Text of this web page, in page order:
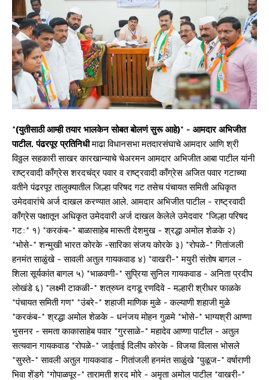
*(युतीसाठी आम्ही तयार भालकेन सोबत बोलणं सुरू आहे)* - आमदार अभिजीत
पाटील. पंढरपूर प्रतिनिधीमाढा विधानसभा मतदारसंघाचे आमदार आणि श्री
विठ्ठल सहकारी साखर कारखान्याचे चेअरमन आमदार अभिजीत आबा पाटील यांनी
राष्ट्रवादी काँग्रेस शरदचंद्र पवार व राष्ट्रवादी काँग्रेस अजित पवार गटाच्या
वतीने पंढरपूर तालुक्यातील जिल्हा परिषद गट तसेच पंचायत समिती अधिकृत
उमेदवारांचे अर्ज दाखल करण्यात आले. आमदार अभिजीत पाटील - राष्ट्रवादी
काँग्रेस पक्षातून अधिकृत उमेदवारी अर्ज दाखल केलेले उमेदवार *जिल्हा परिषद
गट:* १) *करकंब-* बाळासाहेब मारूती देशमुख - श्रद्धा अमोल शेळके २)
*भोसे-* शन्मुखी भारत कोरके -सारिका संजय कोरके ३) *रोपळे-* गितांजली
हनमंत साळुंखे - सावली अतुल गायकवाड ४) *वाखरी-* मयुरी संतोष बागल -
शिला सूर्यकांत बागल ५) *भाळवणी-* सुप्रिया सुनिल गायकवाड - अनिता प्रदीप
लोखंडे ६) *लक्ष्मी टाकळी-* शत्रुघ्न दगडू रणदिवे - मल्हारी श्रीधर फाळके
*पंचायत समिती गण* *उंबरे-* शहाजी माणिक मुळे - कल्याणी शहाजी मुळे
*करकंब-* श्रद्धा अमोल शेळके - धनंजय मोहन गुळमे *भोसे-* भाग्यश्री आण्णा
भुसनर - समता काकासाहेब पवार *गुरसाळे-* महादेव आण्णा पाटील - अतुल
सत्यवान गायकवाड *रोपळे-* जाईताई दिलीप कोरके - विजया विलास भोसले
*सुस्ते-* सावली अतुल गायकवाड - गितांजली हनमंत साळुंखे *पुळूज-* वर्षाराणी
भिवा शेंडगे *गोपाळपूर-* तारामती शरद मोरे - अमृता अमोल पाटील *वाखरी-*